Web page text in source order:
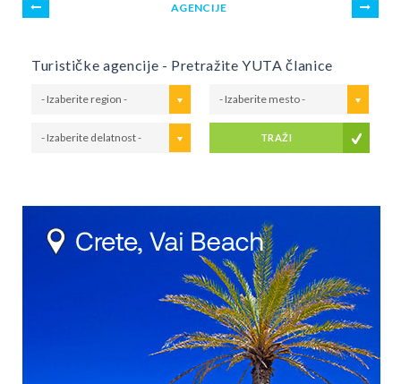
AGENCIJE
Turističke agencije - Pretražite YUTA članice
- Izaberite region - - Izaberite mesto -
- Izaberite delatnost - TRAŽI